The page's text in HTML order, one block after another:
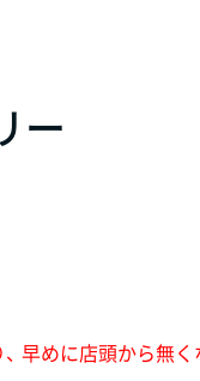
ー
早めに店頭から無